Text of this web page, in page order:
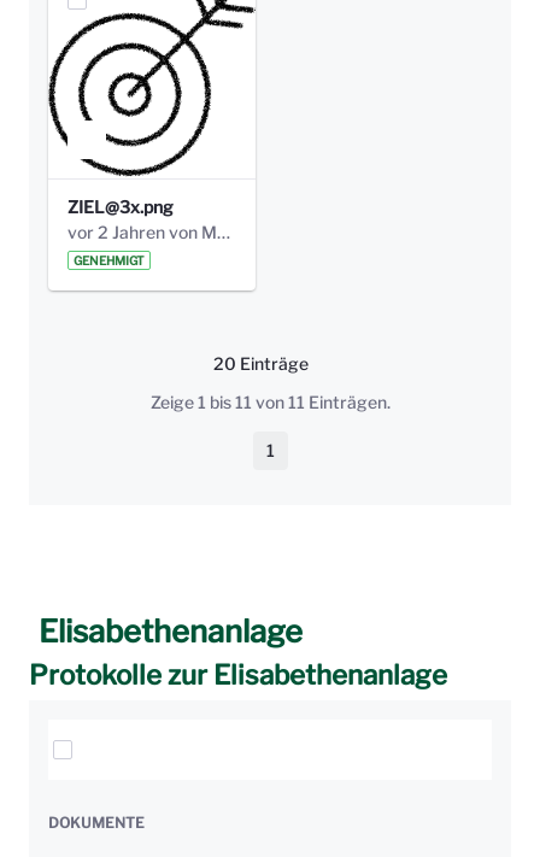
ZIEL@3x.png
vor 2 Jahren von Marcel Eckert
GENEHMIGT
20 Einträge
Pro Seite
Zeige 1 bis 11 von 11 Einträgen.
Seite
1
Elisabethenanlage
Protokolle zur Elisabethenanlage
Elemente auswählen
DOKUMENTE